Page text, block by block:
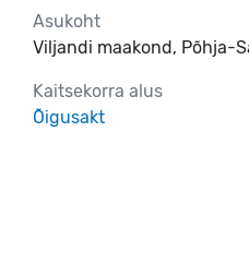
Asukoht
Viljandi maakond, Põhja-
Kaitsekorra alus
Õigusakt